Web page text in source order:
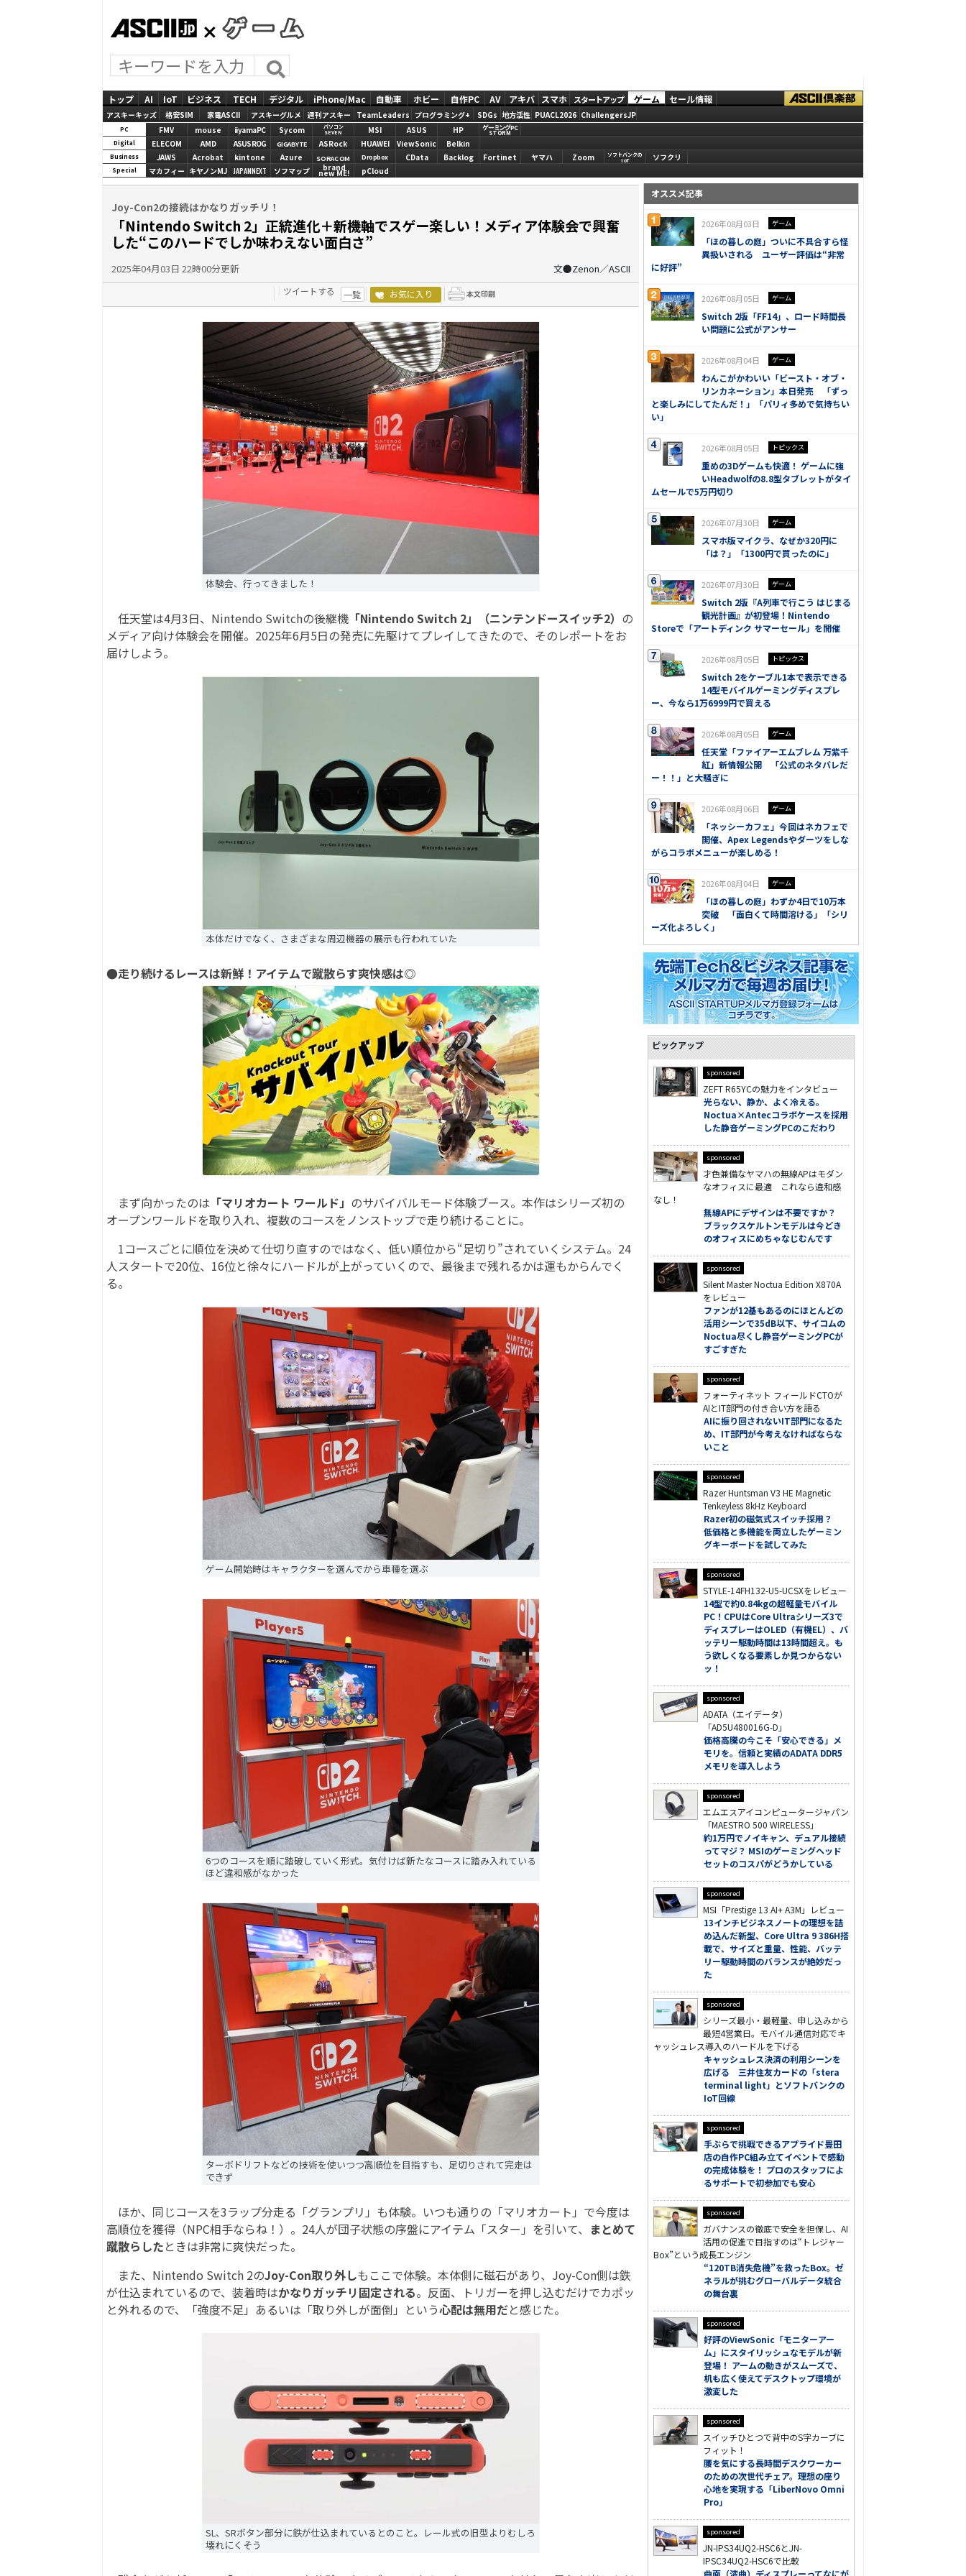
トップ AI IoT ビジネス TECH デジタル iPhone/Mac 自動車 ホビー 自作PC AV アキバ スマホ スタートアップ ゲーム セール情報
アスキーキッズ 格安SIM 家電ASCII アスキーグルメ 週刊アスキー TeamLeaders プログラミング+ SDGs 地方活性 PUACL2026 ChallengersJP
PC FMV mouse iiyamaPC Sycom
パソコン
SEVEN
MSI ASUS HP ゲーミングPC
STORM
Digital ELECOM AMD ASUS ROG GIGABYTE ASRock HUAWEI ViewSonic Belkin
Business JAWS Acrobat kintone Azure SORACOM Dropbox CData Backlog Fortinet ヤマハ Zoom
ソフトバンクの
IoT
ソフクリ
Special マカフィー キヤノンMJ JAPANNEXT ソフマップ brand
new ME! pCloud
Joy-Con2の接続はかなりガッチリ！
「Nintendo Switch 2」正統進化＋新機軸でスゲー楽しい！メディア体験会で興奮
した“このハードでしか味わえない面白さ”
2025年04月03日 22時00分更新 文●Zenon／ASCII
ツイートする 一覧 お気に入り
体験会、行ってきました！
任天堂は4月3日、Nintendo Switchの後継機 「Nintendo Switch 2」（ニンテンドースイッチ2） の
メディア向け体験会を開催。2025年6月5日の発売に先駆けてプレイしてきたので、そのレポートをお
届けしよう。
本体だけでなく、さまざまな周辺機器の展示も行われていた
●走り続けるレースは新鮮！アイテムで蹴散らす爽快感は◎
まず向かったのは 「マリオカート ワールド」 のサバイバルモード体験ブース。本作はシリーズ初の
オープンワールドを取り入れ、複数のコースをノンストップで走り続けることに。
1コースごとに順位を決めて仕切り直すのではなく、低い順位から“足切り”されていくシステム。24
人スタートで20位、16位と徐々にハードルが上がっていくので、最後まで残れるかは運もからんでく
る。
ゲーム開始時はキャラクターを選んでから車種を選ぶ
6つのコースを順に踏破していく形式。気付けば新たなコースに踏み入れている
ほど違和感がなかった
ターボドリフトなどの技術を使いつつ高順位を目指すも、足切りされて完走は
できず
ほか、同じコースを3ラップ分走る「グランプリ」も体験。いつも通りの「マリオカート」で今度は
高順位を獲得（NPC相手ならね！）。24人が団子状態の序盤にアイテム「スター」を引いて、 まとめて
蹴散らしたときは非常に爽快だった。
また、Nintendo Switch 2のJoy-Con取り外しもここで体験。本体側に磁石があり、Joy-Con側は鉄
が仕込まれているので、装着時はかなりガッチリ固定される。反面、トリガーを押し込むだけでカポッ
と外れるので、「強度不足」あるいは「取り外しが面倒」という心配は無用だと感じた。
SL、SRボタン部分に鉄が仕込まれているとのこと。レール式の旧型よりむしろ
壊れにくそう
オススメ記事
2026年08月03日 ゲーム
「ほの暮しの庭」ついに不具合すら怪
異扱いされる ユーザー評価は“非常
に好評”
2026年08月05日 ゲーム
Switch 2版「FF14」、ロード時間長
い問題に公式がアンサー
2026年08月04日 ゲーム
わんこがかわいい「ビースト・オブ・
リンカネーション」本日発売 「ずっ
と楽しみにしてたんだ！」「パリィ多めで気持ちい
い」
2026年08月05日 トピックス
重めの3Dゲームも快適！ ゲームに強
いHeadwolfの8.8型タブレットがタイ
ムセールで5万円切り
2026年07月30日 ゲーム
スマホ版マイクラ、なぜか320円に
「は？」「1300円で買ったのに」
2026年07月30日 ゲーム
Switch 2版『A列車で行こう はじまる
観光計画』が初登場！Nintendo
Storeで「アートディンク サマーセール」を開催
2026年08月05日 トピックス
Switch 2をケーブル1本で表示できる
14型モバイルゲーミングディスプレ
ー、今なら1万6999円で買える
2026年08月05日 ゲーム
任天堂「ファイアーエムブレム 万紫千
紅」新情報公開 「公式のネタバレだ
ー！！」と大騒ぎに
2026年08月06日 ゲーム
「ネッシーカフェ」今回はネカフェで
開催、Apex Legendsやダーツをしな
がらコラボメニューが楽しめる！
2026年08月04日 ゲーム
「ほの暮しの庭」わずか4日で10万本
突破 「面白くて時間溶ける」「シリ
ーズ化よろしく」
ピックアップ
sponsored
ZEFT R65YCの魅力をインタビュー
光らない、静か、よく冷える。
Noctua×Antecコラボケースを採用
した静音ゲーミングPCのこだわり
sponsored
才色兼備なヤマハの無線APはモダン
なオフィスに最適 これなら違和感
なし！
無線APにデザインは不要ですか？
ブラックスケルトンモデルは今どき
のオフィスにめちゃなじむんです
sponsored
Silent Master Noctua Edition X870A
をレビュー
ファンが12基もあるのにほとんどの
活用シーンで35dB以下、サイコムの
Noctua尽くし静音ゲーミングPCが
すごすぎた
sponsored
フォーティネット フィールドCTOが
AIとIT部門の付き合い方を語る
AIに振り回されないIT部門になるた
め、IT部門が今考えなければならな
いこと
sponsored
Razer Huntsman V3 HE Magnetic
Tenkeyless 8kHz Keyboard
Razer初の磁気式スイッチ採用？
低価格と多機能を両立したゲーミン
グキーボードを試してみた
sponsored
STYLE-14FH132-U5-UCSXをレビュー
14型で約0.84kgの超軽量モバイル
PC！CPUはCore Ultraシリーズ3で
ディスプレーはOLED（有機EL）、バ
ッテリー駆動時間は13時間超え。も
う欲しくなる要素しか見つからない
ッ！
sponsored
ADATA（エイデータ）
「AD5U480016G-D」
価格高騰の今こそ「安心できる」メ
モリを。信頼と実績のADATA DDR5
メモリを導入しよう
sponsored
エムエスアイコンピュータージャパン
「MAESTRO 500 WIRELESS」
約1万円でノイキャン、デュアル接続
ってマジ？ MSIのゲーミングヘッド
セットのコスパがどうかしている
sponsored
MSI「Prestige 13 AI+ A3M」レビュー
13インチビジネスノートの理想を詰
め込んだ新型、Core Ultra 9 386H搭
載で、サイズと重量、性能、バッテ
リー駆動時間のバランスが絶妙だっ
た
sponsored
シリーズ最小・最軽量、申し込みから
最短4営業日。モバイル通信対応でキ
ャッシュレス導入のハードルを下げる
キャッシュレス決済の利用シーンを
広げる 三井住友カードの「stera
terminal light」とソフトバンクの
IoT回線
sponsored
手ぶらで挑戦できるアプライド豊田
店の自作PC組み立てイベントで感動
の完成体験を！ プロのスタッフによ
るサポートで初参加でも安心
sponsored
ガバナンスの徹底で安全を担保し、AI
活用の促進で目指すのは“トレジャー
Box”という成長エンジン
“120TB消失危機”を救ったBox。ゼ
ネラルが挑むグローバルデータ統合
の舞台裏
sponsored
好評のViewSonic「モニターアー
ム」にスタイリッシュなモデルが新
登場！ アームの動きがスムーズで、
机も広く使えてデスクトップ環境が
激変した
sponsored
スイッチひとつで背中のS字カーブに
フィット！
腰を気にする長時間デスクワーカー
のための次世代チェア。理想の座り
心地を実現する「LiberNovo Omni
Pro」
sponsored
JN-IPS34UQ2-HSC6とJN-
IPSC34UQ2-HSC6で比較
曲面（湾曲）ディスプレーってなにが